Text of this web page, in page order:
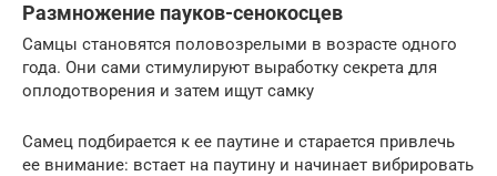
Размножение пауков-сенокосцев
Самцы становятся половозрелыми в возрасте одного
года. Они сами стимулируют выработку секрета для
оплодотворения и затем ищут самку
Самец подбирается к ее паутине и старается привлечь
ее внимание: встает на паутину и начинает вибрировать